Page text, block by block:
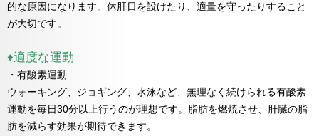
的な原因になります。休肝日を設けたり、適量を守ったりすること
が大切です。
♦適度な運動
・有酸素運動
ウォーキング、ジョギング、水泳など、無理なく続けられる有酸素
運動を毎日30分以上行うのが理想です。脂肪を燃焼させ、肝臓の脂
肪を減らす効果が期待できます。